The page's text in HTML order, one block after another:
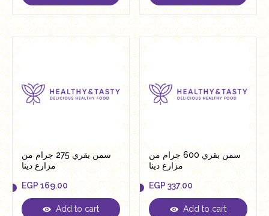
سمن بقري 275 جرام من
مزارع دينا
EGP 169.00
EGP 169.00
Add to cart
سمن بقري 600 جرام من
مزارع دينا
EGP 337.00
EGP 337.00
Add to cart